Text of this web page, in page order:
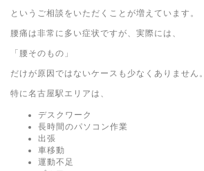
というご相談をいただくことが増えています。
腰痛は非常に多い症状ですが、実際には、
「腰そのもの」
だけが原因ではないケースも少なくありません。
特に名古屋駅エリアは、
デスクワーク
長時間のパソコン作業
出張
車移動
運動不足